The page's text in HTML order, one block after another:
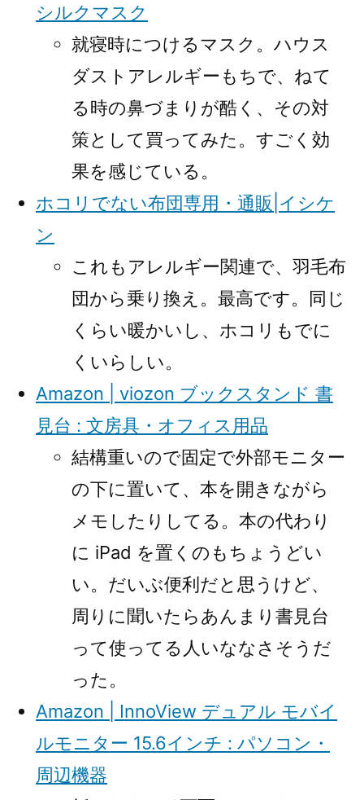
シルクマスク
就寝時につけるマスク。ハウス
ダストアレルギーもちで、ねて
る時の鼻づまりが酷く、その対
策として買ってみた。すごく効
果を感じている。
ホコリでない布団専用・通販|イシケ
ン
これもアレルギー関連で、羽毛布
団から乗り換え。最高です。同じ
くらい暖かいし、ホコリもでに
くいらしい。
Amazon | viozon ブックスタンド 書
見台 : 文房具・オフィス用品
結構重いので固定で外部モニター
の下に置いて、本を開きながら
メモしたりしてる。本の代わり
に iPad を置くのもちょうどい
い。だいぶ便利だと思うけど、
周りに聞いたらあんまり書見台
って使ってる人いななさそうだ
った。
Amazon | InnoView デュアル モバイ
ルモニター 15.6インチ : パソコン・
周辺機器